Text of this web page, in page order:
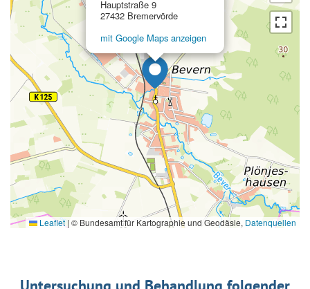
Hauptstraße 9
27432 Bremervörde
mit Google Maps anzeigen
Leaflet | © Bundesamt für Kartographie und Geodäsie, Datenquellen